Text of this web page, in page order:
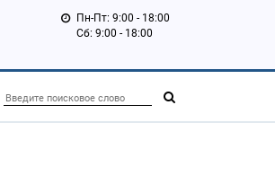
Пн-Пт: 9:00 - 18:00
Сб: 9:00 - 18:00